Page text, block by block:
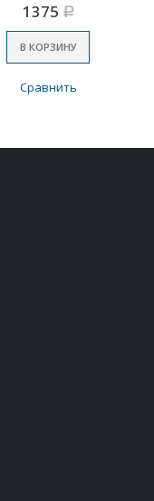
1375 Р
В КОРЗИНУ
Сравнить